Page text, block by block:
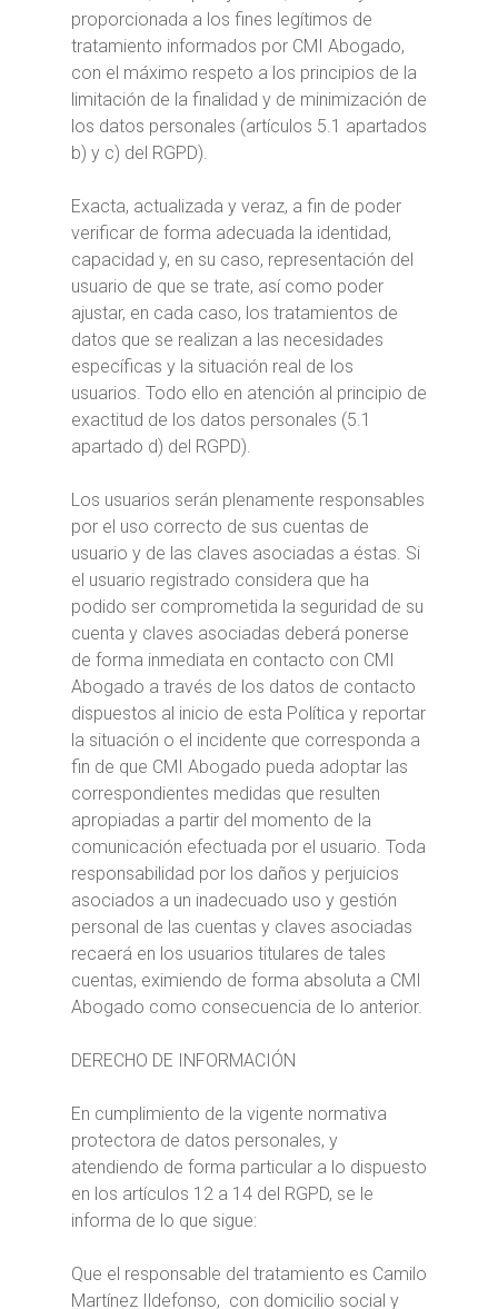
proporcionada a los fines legítimos de
tratamiento informados por CMI Abogado,
con el máximo respeto a los principios de la
limitación de la finalidad y de minimización de
los datos personales (artículos 5.1 apartados
b) y c) del RGPD).
Exacta, actualizada y veraz, a fin de poder
verificar de forma adecuada la identidad,
capacidad y, en su caso, representación del
usuario de que se trate, así como poder
ajustar, en cada caso, los tratamientos de
datos que se realizan a las necesidades
específicas y la situación real de los
usuarios. Todo ello en atención al principio de
exactitud de los datos personales (5.1
apartado d) del RGPD).
Los usuarios serán plenamente responsables
por el uso correcto de sus cuentas de
usuario y de las claves asociadas a éstas. Si
el usuario registrado considera que ha
podido ser comprometida la seguridad de su
cuenta y claves asociadas deberá ponerse
de forma inmediata en contacto con CMI
Abogado a través de los datos de contacto
dispuestos al inicio de esta Política y reportar
la situación o el incidente que corresponda a
fin de que CMI Abogado pueda adoptar las
correspondientes medidas que resulten
apropiadas a partir del momento de la
comunicación efectuada por el usuario. Toda
responsabilidad por los daños y perjuicios
asociados a un inadecuado uso y gestión
personal de las cuentas y claves asociadas
recaerá en los usuarios titulares de tales
cuentas, eximiendo de forma absoluta a CMI
Abogado como consecuencia de lo anterior.
DERECHO DE INFORMACIÓN
En cumplimiento de la vigente normativa
protectora de datos personales, y
atendiendo de forma particular a lo dispuesto
en los artículos 12 a 14 del RGPD, se le
informa de lo que sigue:
Que el responsable del tratamiento es Camilo
Martínez Ildefonso, con domicilio social y